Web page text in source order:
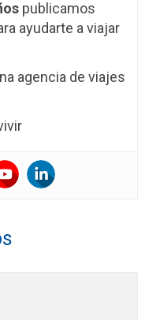
publicamos
ayudarte a viajar
agencia de viajes